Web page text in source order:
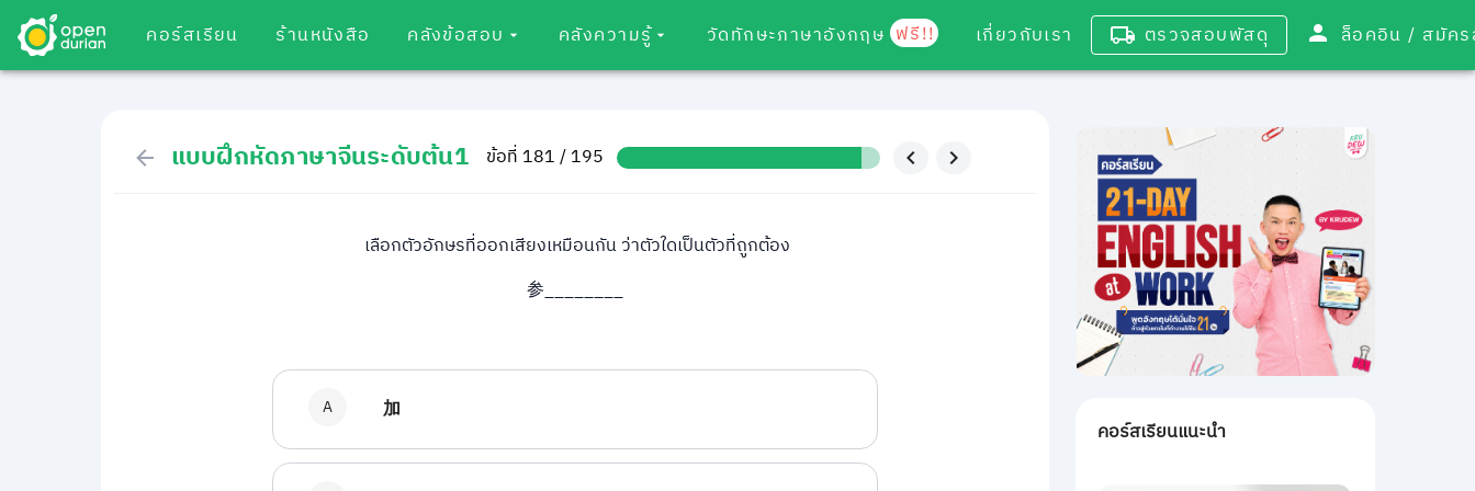
คอร์สเรียน ร้านหนังสือ คลังข้อสอบ คลังความรู้ วัดทักษะภาษาอังกฤษ ฟรี!! เกี่ยวกับเรา ตรวจสอบพัสดุ ล็อคอิน /
แบบฝึกหัดภาษาจีนระดับต้น1 ข้อที่ 181 / 195
เลือกตัวอักษรที่ออกเสียงเหมือนกัน ว่าตัวใดเป็นตัวที่ถูกต้อง
参________
A 加
คอร์สเรียนแนะนำ